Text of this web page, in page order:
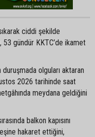
ciddi şekilde
53 gündür KKTC’de ikamet
olguları aktaran
2026 tarihinde saat
meydana geldiğini
balkon kapısını
hakaret ettiğini,